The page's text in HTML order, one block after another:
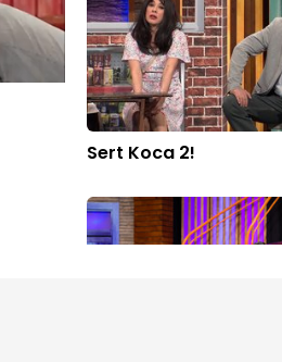
Sert Koca 2!